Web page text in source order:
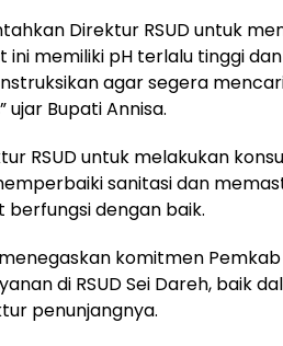
Direktur RSUD untuk
ini memiliki pH terlalu tinggi
agar segera
ujar Bupati Annisa.
RSUD untuk melakukan
sanitasi dan
berfungsi dengan baik.
komitmen
di RSUD Sei Dareh, baik
penunjangnya.